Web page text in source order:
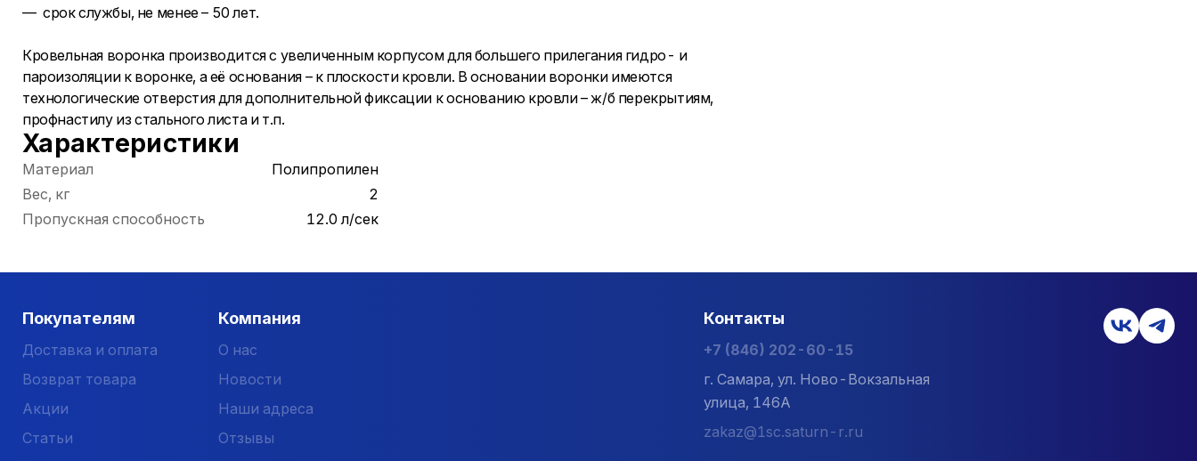
срок службы, не менее – 50 лет.
Кровельная воронка производится с увеличенным корпусом для большего прилегания гидро- и
пароизоляции к воронке, а её основания – к плоскости кровли. В основании воронки имеются
технологические отверстия для дополнительной фиксации к основанию кровли – ж/б перекрытиям,
профнастилу из стального листа и т.п.
Характеристики
Материал
Полипропилен
Вес, кг
2
Пропускная способность
12.0 л/сек
Покупателям
Доставка и оплата
Возврат товара
Акции
Статьи
Компания
О нас
Новости
Наши адреса
Отзывы
Контакты
+7 (846) 202-60-15
г. Самара, ул. Ново-Вокзальная
улица, 146А
zakaz@1sc.saturn-r.ru